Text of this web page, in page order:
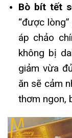
Bò bít tết
“được
áp chảo
không bị
giảm vừa
ăn sẽ cảm
thơm ngon,